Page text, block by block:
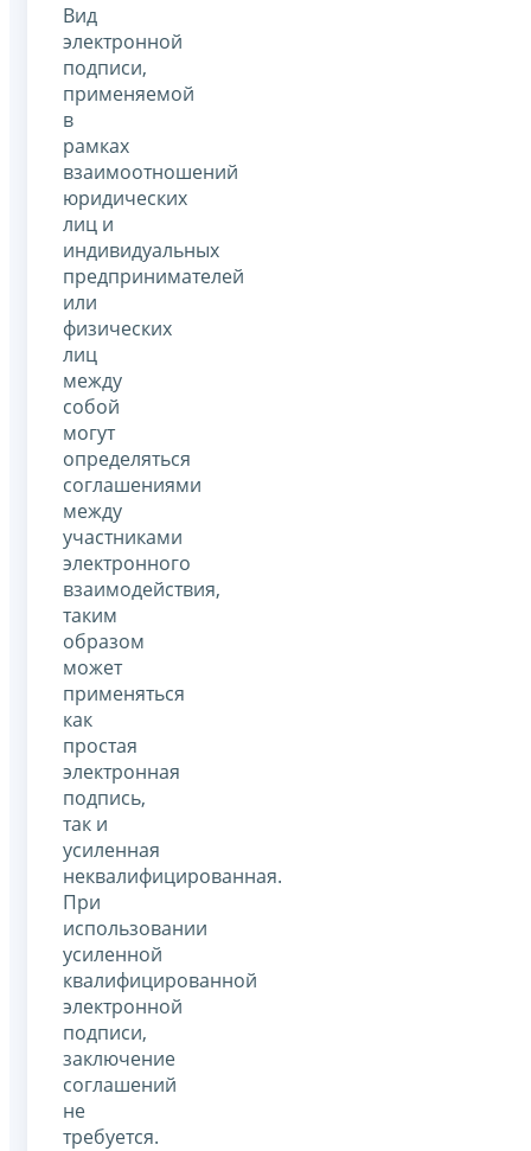
Вид
электронной
подписи,
применяемой
в
рамках
взаимоотношений
юридических
лиц и
индивидуальных
предпринимателей
или
физических
лиц
между
собой
могут
определяться
соглашениями
между
участниками
электронного
взаимодействия,
таким
образом
может
применяться
как
простая
электронная
подпись,
так и
усиленная
неквалифицированная.
При
использовании
усиленной
квалифицированной
электронной
подписи,
заключение
соглашений
не
требуется.